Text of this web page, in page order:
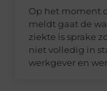
Op het moment
meldt gaat de
ziekte is sprake
niet volledig in
werkgever en